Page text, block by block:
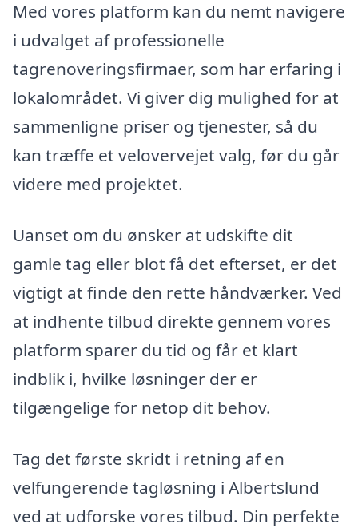
Med vores platform kan du nemt navigere
i udvalget af professionelle
tagrenoveringsfirmaer, som har erfaring i
lokalområdet. Vi giver dig mulighed for at
sammenligne priser og tjenester, så du
kan træffe et velovervejet valg, før du går
videre med projektet.
Uanset om du ønsker at udskifte dit
gamle tag eller blot få det efterset, er det
vigtigt at finde den rette håndværker. Ved
at indhente tilbud direkte gennem vores
platform sparer du tid og får et klart
indblik i, hvilke løsninger der er
tilgængelige for netop dit behov.
Tag det første skridt i retning af en
velfungerende tagløsning i Albertslund
ved at udforske vores tilbud. Din perfekte